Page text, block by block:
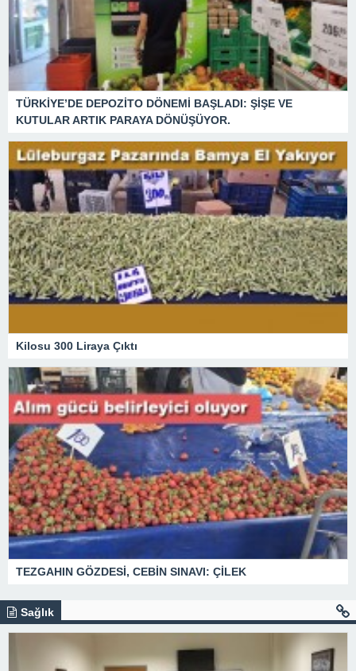
TÜRKİYE’DE DEPOZİTO DÖNEMİ BAŞLADI: ŞİŞE VE
KUTULAR ARTIK PARAYA DÖNÜŞÜYOR.
Kilosu 300 Liraya Çıktı
TEZGAHIN GÖZDESİ, CEBİN SINAVI: ÇİLEK
Sağlık